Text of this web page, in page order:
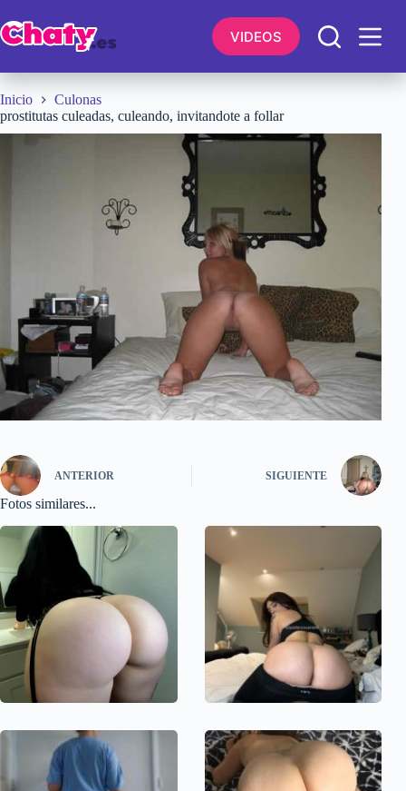
al
contenido
VIDEOS
Inicio
Culonas
prostitutas culeadas, culeando, invitandote a follar
ANTERIOR SIGUIENTE
Fotos similares...